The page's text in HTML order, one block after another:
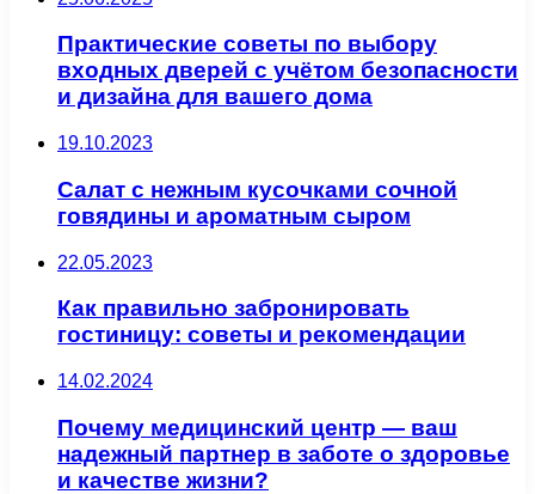
Практические советы по выбору
входных дверей с учётом безопасности
и дизайна для вашего дома
19.10.2023
Салат с нежным кусочками сочной
говядины и ароматным сыром
22.05.2023
Как правильно забронировать
гостиницу: советы и рекомендации
14.02.2024
Почему медицинский центр — ваш
надежный партнер в заботе о здоровье
и качестве жизни?